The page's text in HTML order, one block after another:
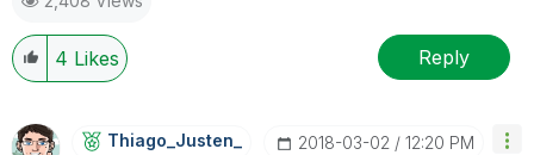
4 Likes Reply
Thiago_Justen_ ‎2018-03-02 12:20 PM